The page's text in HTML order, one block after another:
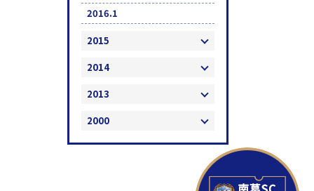
2016.1
2015
2014
2013
2000